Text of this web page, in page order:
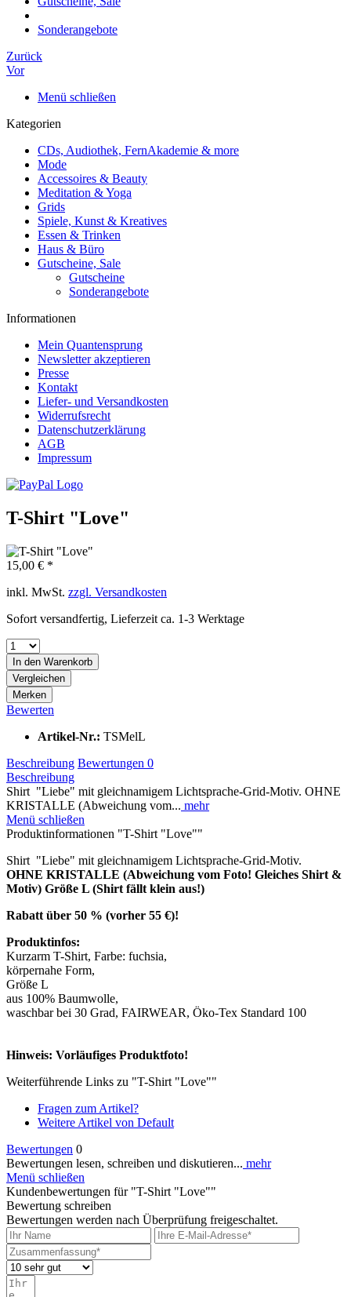
Sonderangebote
Zurück
Vor
Menü schließen
Kategorien
CDs, Audiothek, FernAkademie & more
Mode
Accessoires & Beauty
Meditation & Yoga
Grids
Spiele, Kunst & Kreatives
Essen & Trinken
Haus & Büro
Gutscheine, Sale
Gutscheine
Sonderangebote
Informationen
Mein Quantensprung
Newsletter akzeptieren
Presse
Kontakt
Liefer- und Versandkosten
Widerrufsrecht
Datenschutzerklärung
AGB
Impressum
T-Shirt "Love"
15,00 € *
inkl. MwSt. zzgl. Versandkosten
Sofort versandfertig, Lieferzeit ca. 1-3 Werktage
In den Warenkorb
Vergleichen
Merken
Bewerten
Artikel-Nr.: TSMelL
Beschreibung Bewertungen 0
Beschreibung
Shirt "Liebe" mit gleichnamigem Lichtsprache-Grid-Motiv. OHNE
KRISTALLE (Abweichung vom... mehr
Menü schließen
Produktinformationen "T-Shirt "Love""
Shirt "Liebe" mit gleichnamigem Lichtsprache-Grid-Motiv.
OHNE KRISTALLE (Abweichung vom Foto! Gleiches Shirt &
Motiv) Größe L (Shirt fällt klein aus!)
Rabatt über 50 % (vorher 55 €)!
Produktinfos:
Kurzarm T-Shirt, Farbe: fuchsia,
körpernahe Form,
Größe L
aus 100% Baumwolle,
waschbar bei 30 Grad, FAIRWEAR, Öko-Tex Standard 100
Hinweis: Vorläufiges Produktfoto!
Weiterführende Links zu "T-Shirt "Love""
Fragen zum Artikel?
Weitere Artikel von Default
Bewertungen 0
Bewertungen lesen, schreiben und diskutieren... mehr
Menü schließen
Kundenbewertungen für "T-Shirt "Love""
Bewertung schreiben
Bewertungen werden nach Überprüfung freigeschaltet.